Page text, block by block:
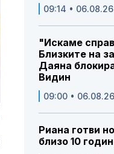
09:14 • 06.08.26
"Искаме
Близките на
Даяна
Видин
09:00 • 06.08.26
Риана готви
близо 10